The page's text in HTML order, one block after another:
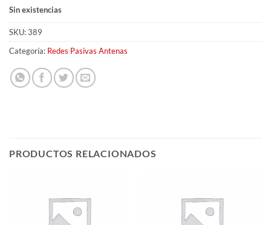
Sin existencias
SKU:389
Categoría: Redes Pasivas Antenas
PRODUCTOS RELACIONADOS